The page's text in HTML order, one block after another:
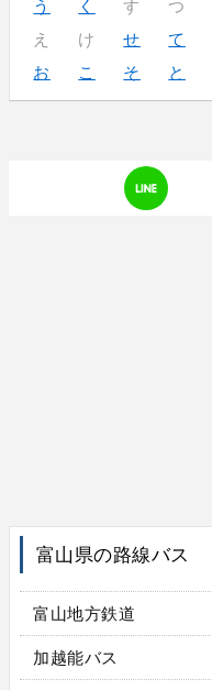
う く す つ
え
け せ て
お
こ そ と
富山県の路線バス
富山地方鉄道
加越能バス